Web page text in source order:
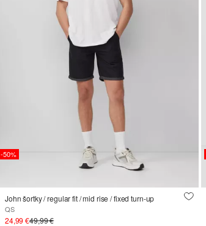
-50%
John šortky / regular fit / mid rise / fixed turn-up
QS
24,99 €49,99 €